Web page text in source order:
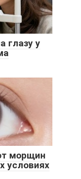
глазу у
морщин
условиях